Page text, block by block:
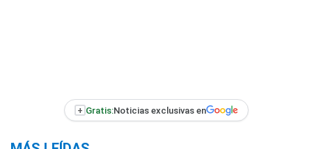
+ Gratis:Noticias exclusivas en